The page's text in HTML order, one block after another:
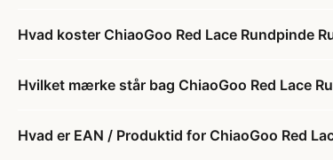
Hvad koster ChiaoGoo Red Lace Rundpinde
Hvilket mærke står bag ChiaoGoo Red Lace
Hvad er EAN / Produktid for ChiaoGoo Red